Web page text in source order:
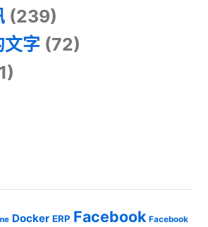
(239)
文字 (72)
Docker ERP Facebook Facebook